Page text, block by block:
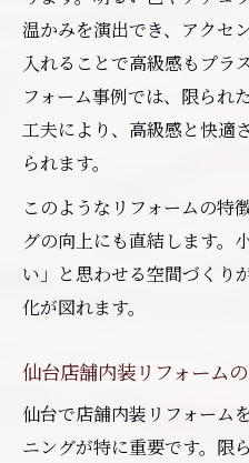
温かみを演出でき、アクセ
入れることで高級感もプラ
フォーム事例では、限られ
工夫により、高級感と快適
られます。
このようなリフォームの特
グの向上にも直結します。
い」と思わせる空間づくり
化が図れます。
仙台店舗内装リフォーム
仙台で店舗内装リフォーム
ニングが特に重要です。限